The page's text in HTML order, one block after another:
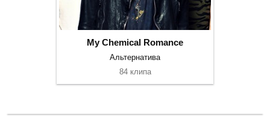
My Chemical Romance
Альтернатива
84 клипа